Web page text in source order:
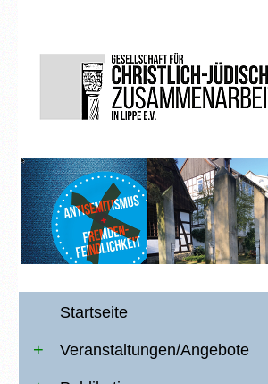
Startseite
Veranstaltungen/Angebote